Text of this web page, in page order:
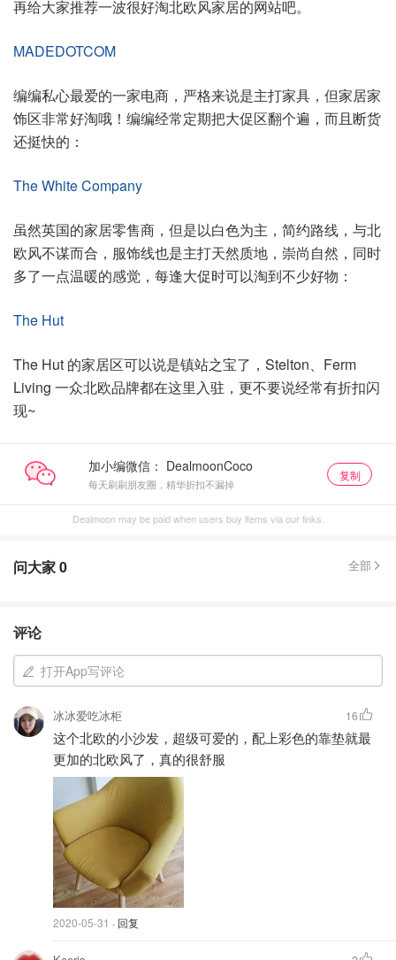
再给大家推荐一波很好淘北欧风家居的网站吧。
MADEDOTCOM
编编私心最爱的一家电商，严格来说是主打家具，但家居家
饰区非常好淘哦！编编经常定期把大促区翻个遍，而且断货
还挺快的：
The White Company
虽然英国的家居零售商，但是以白色为主，简约路线，与北
欧风不谋而合，服饰线也是主打天然质地，崇尚自然，同时
多了一点温暖的感觉，每逢大促时可以淘到不少好物：
The Hut
The Hut 的家居区可以说是镇站之宝了，Stelton、Ferm
Living 一众北欧品牌都在这里入驻，更不要说经常有折扣闪
现~
加小编微信：
每天刷刷朋友圈，精华折扣不漏掉
复制
Dealmoon may be paid when users buy items via our links.
问大家0 全部
评论
打开App写评论
冰冰爱吃冰柜
这个北欧的小沙发，超级可爱的，配上彩色的靠垫就最
更加的北欧风了，真的很舒服
2020-05-31 · 回复
16